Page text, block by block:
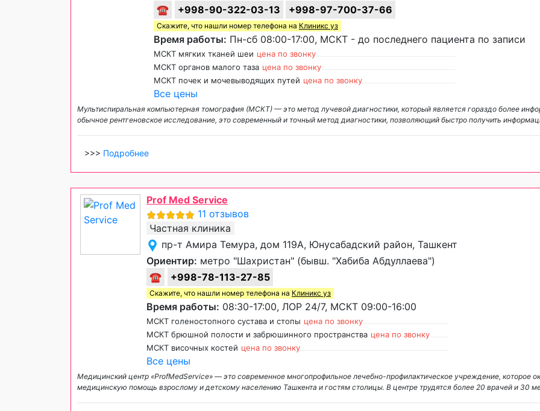
☎
+998-90-322-03-13 +998-97-700-37-66
Скажите, что нашли номер телефона на Клиникс уз
Время работы: Пн-сб 08:00-17:00, МСКТ - до последнего пациента по записи
МСКТ мягких тканей шеи цена по звонку
МСКТ органов малого таза цена по звонку
МСКТ почек и мочевыводящих путей цена по звонку
Все цены
Мультиспиральная компьютерная томография (МСКТ) — это метод лучевой диагностики, который является гораздо более
обычное рентгеновское исследование, это современный и точный метод диагностики, позволяющий быстро получить
>>> Подробнее
Prof Med Service
11 отзывов
Частная клиника
пр-т Амира Темура, дом 119А, Юнусабадский район, Ташкент
Ориентир: метро "Шахристан" (бывш. "Хабиба Абдуллаева")
☎
+998-78-113-27-85
Скажите, что нашли номер телефона на Клиникс уз
Время работы: 08:30-17:00, ЛОР 24/7, МСКТ 09:00-16:00
МСКТ голеностопного сустава и стопы цена по звонку
МСКТ брюшной полости и забрюшинного пространства цена по звонку
МСКТ височных костей цена по звонку
Все цены
Медицинский центр «ProfMedService» — это современное многопрофильное лечебно-профилактическое учреждение, которое
медицинскую помощь взрослому и детскому населению Ташкента и гостям столицы. В центре трудятся более 20 врачей и 30